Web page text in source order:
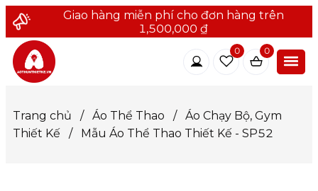
Giao hàng miễn phí cho đơn hàng trên
1,500,000 ₫
0 0
Trang chủ / Áo Thể Thao /
Áo Chạy Bộ, Gym
Thiết Kế
/ Mẫu Áo Thể Thao Thiết Kế - SP52